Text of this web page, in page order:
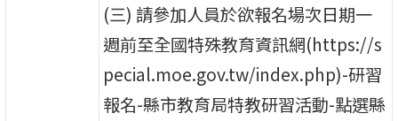
(三) 請參加人員於欲報名場次日期一
週前至全國特殊教育資訊網(https://s
pecial.moe.gov.tw/index.php)-研習
報名-縣市教育局特教研習活動-點選縣